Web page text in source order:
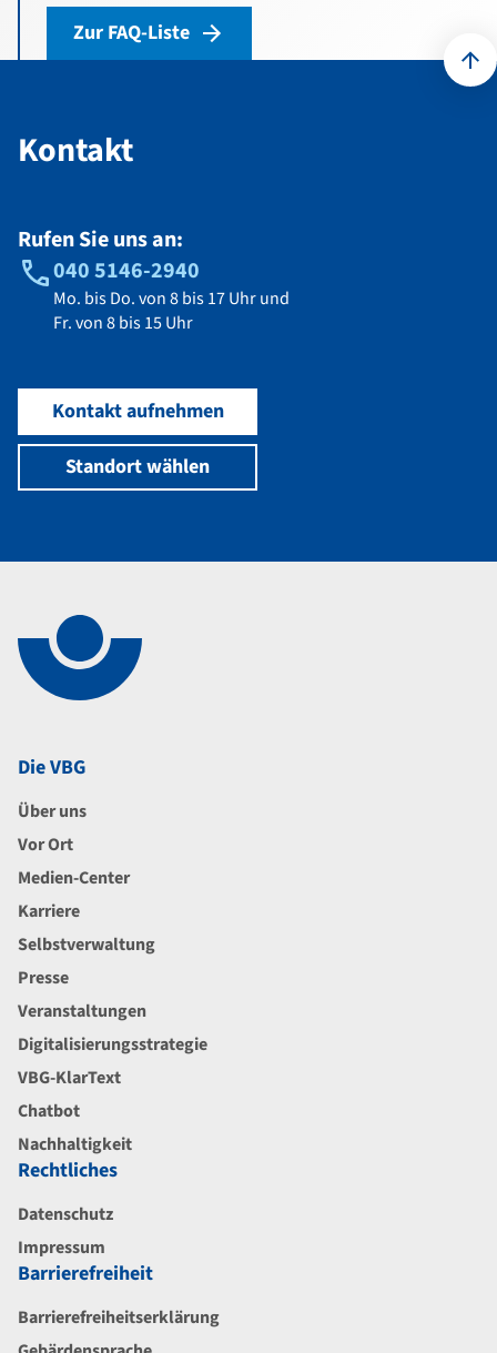
Zur FAQ-Liste
Kontakt
Rufen Sie uns an:
040 5146-2940
Mo. bis Do. von 8 bis 17 Uhr und
Fr. von 8 bis 15 Uhr
Kontakt aufnehmen
Standort wählen
Die VBG
Über uns
Vor Ort
Medien-Center
Karriere
Selbstverwaltung
Presse
Veranstaltungen
Digitalisierungsstrategie
VBG-KlarText
Chatbot
Nachhaltigkeit
Rechtliches
Datenschutz
Impressum
Barrierefreiheit
Barrierefreiheitserklärung